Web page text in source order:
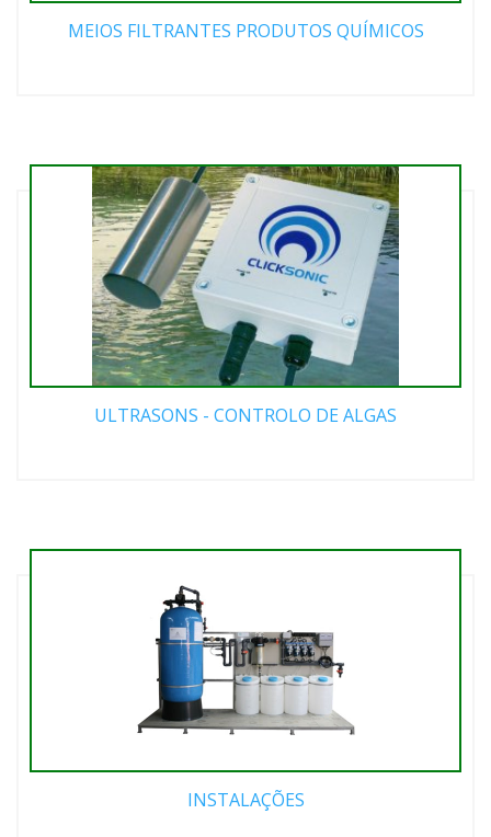
MEIOS FILTRANTES PRODUTOS QUÍMICOS
ULTRASONS - CONTROLO DE ALGAS
INSTALAÇÕES